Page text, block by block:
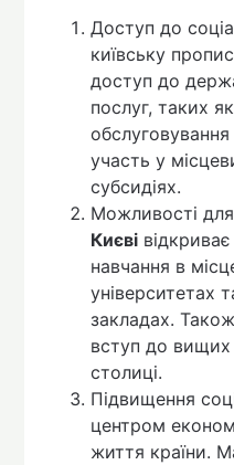
Доступ до
київську
доступ до
послуг, таких
участь у
субсидіях.
Можливості для
Києві
навчання в
університетах
закладах.
вступ до вищих
столиці.
Підвищення
центром
життя країни.